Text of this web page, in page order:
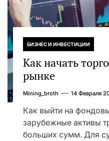
БИЗНЕС И ИНВЕСТИЦИИ
Как начать
рынке
Mining_broth 14 Февраля
Как выйти на
зарубежные активы
больших сумм. Для